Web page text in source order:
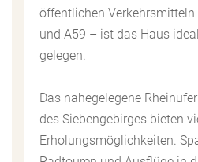
öffentlichen
und A59 – ist das Haus
gelegen.
Das nahegelegene
des Siebengebirges bieten
Erholungsmöglichkeiten.